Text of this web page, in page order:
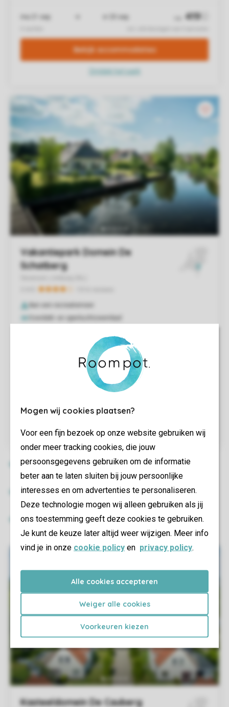
Mogen wij cookies plaatsen?
Voor een fijn bezoek op onze website gebruiken wij
onder meer tracking cookies, die jouw
persoonsgegevens gebruiken om de informatie
beter aan te laten sluiten bij jouw persoonlijke
interesses en om advertenties te personaliseren.
Deze technologie mogen wij alleen gebruiken als jij
ons toestemming geeft deze cookies te gebruiken.
Je kunt de keuze later altijd weer wijzigen. Meer info
vind je in onze cookie policy en privacy policy.
Alle cookies accepteren
Weiger alle cookies
Voorkeuren kiezen